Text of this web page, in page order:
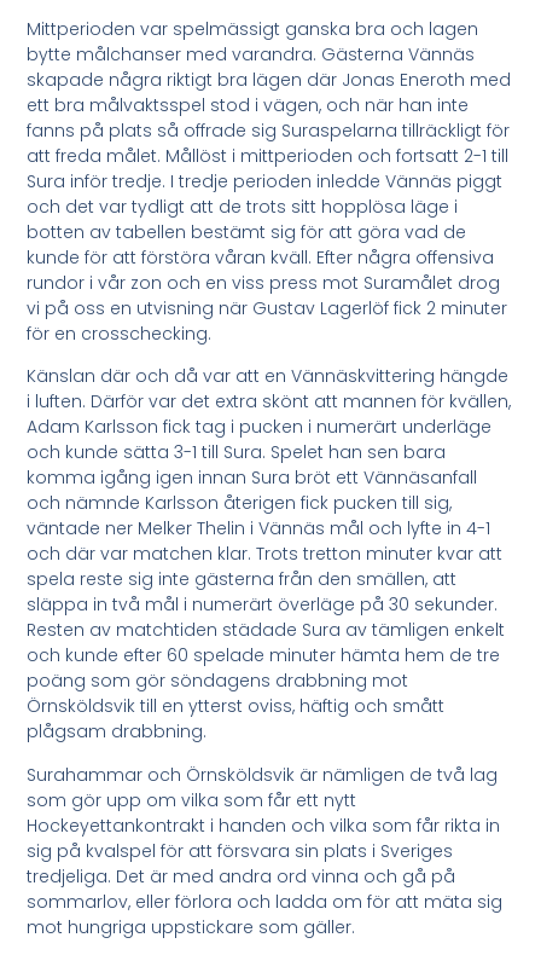
Mittperioden var spelmässigt ganska bra och lagen
bytte målchanser med varandra. Gästerna Vännäs
skapade några riktigt bra lägen där Jonas Eneroth med
ett bra målvaktsspel stod i vägen, och när han inte
fanns på plats så offrade sig Suraspelarna tillräckligt för
att freda målet. Mållöst i mittperioden och fortsatt 2-1 till
Sura inför tredje. I tredje perioden inledde Vännäs piggt
och det var tydligt att de trots sitt hopplösa läge i
botten av tabellen bestämt sig för att göra vad de
kunde för att förstöra våran kväll. Efter några offensiva
rundor i vår zon och en viss press mot Suramålet drog
vi på oss en utvisning när Gustav Lagerlöf fick 2 minuter
för en crosschecking.
Känslan där och då var att en Vännäskvittering hängde
i luften. Därför var det extra skönt att mannen för kvällen,
Adam Karlsson fick tag i pucken i numerärt underläge
och kunde sätta 3-1 till Sura. Spelet han sen bara
komma igång igen innan Sura bröt ett Vännäsanfall
och nämnde Karlsson återigen fick pucken till sig,
väntade ner Melker Thelin i Vännäs mål och lyfte in 4-1
och där var matchen klar. Trots tretton minuter kvar att
spela reste sig inte gästerna från den smällen, att
släppa in två mål i numerärt överläge på 30 sekunder.
Resten av matchtiden städade Sura av tämligen enkelt
och kunde efter 60 spelade minuter hämta hem de tre
poäng som gör söndagens drabbning mot
Örnsköldsvik till en ytterst oviss, häftig och smått
plågsam drabbning.
Surahammar och Örnsköldsvik är nämligen de två lag
som gör upp om vilka som får ett nytt
Hockeyettankontrakt i handen och vilka som får rikta in
sig på kvalspel för att försvara sin plats i Sveriges
tredjeliga. Det är med andra ord vinna och gå på
sommarlov, eller förlora och ladda om för att mäta sig
mot hungriga uppstickare som gäller.